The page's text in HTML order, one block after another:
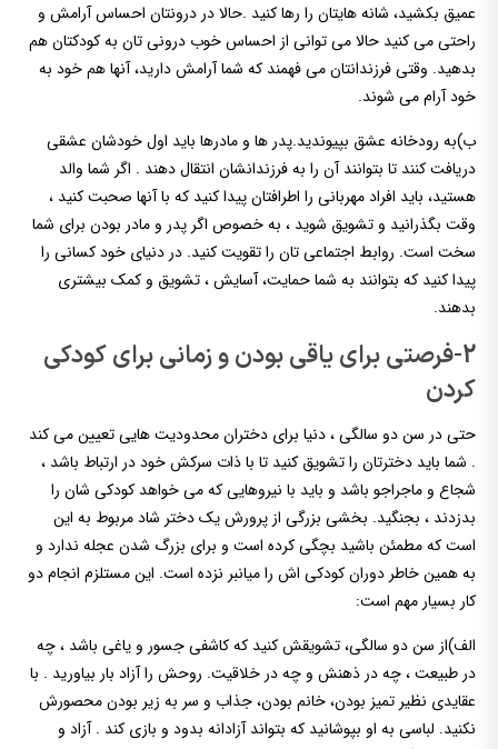
عمیق بکشید، شانه هایتان را رها کنید .حالا در درونتان احساس آرامش و
راحتی می کنید حالا می توانی از احساس خوب درونی تان به کودکتان هم
بدهید. وقتی فرزندانتان می فهمند که شما آرامش دارید، آنها هم خود به
خود آرام می شوند.
ب)به رودخانه عشق بپیوندید.پدر ها و مادرها باید اول خودشان عشقی
دریافت کنند تا بتوانند آن را به فرزندانشان انتقال دهند . اگر شما والد
هستید، باید افراد مهربانی را اطرافتان پیدا کنید که با آنها صحبت کنید ،
وقت بگذرانید و تشویق شوید ، به خصوص اگر پدر و مادر بودن برای شما
سخت است. روابط اجتماعی تان را تقویت کنید. در دنیای خود کسانی را
پیدا کنید که بتوانند به شما حمایت، آسایش ، تشویق و کمک بیشتری
بدهند.
2-فرصتی برای یاقی بودن و زمانی برای کودکی
کردن
حتی در سن دو سالگی ، دنیا برای دختران محدودیت هایی تعیین می کند
. شما باید دخترتان را تشویق کنید تا با ذات سرکش خود در ارتباط باشد ،
شجاع و ماجراجو باشد و باید با نیروهایی که می خواهد کودکی شان را
بدزدند ، بجنگید. بخشی بزرگی از پرورش یک دختر شاد مربوط به این
است که مطمئن باشید بچگی کرده است و برای بزرگ شدن عجله ندارد و
به همین خاطر دوران کودکی اش را میانبر نزده است. این مستلزم انجام دو
کار بسیار مهم است:
الف)از سن دو سالگی، تشویقش کنید که کاشفی جسور و یاغی باشد ، چه
در طبیعت ، چه در ذهنش و چه در خلاقیت. روحش را آزاد بار بیاورید . با
عقایدی نظیر تمیز بودن، خانم بودن، جذاب و سر به زیر بودن محصورش
نکنید. لباسی به او بپوشانید که بتواند آزادانه بدود و بازی کند . آزاد و